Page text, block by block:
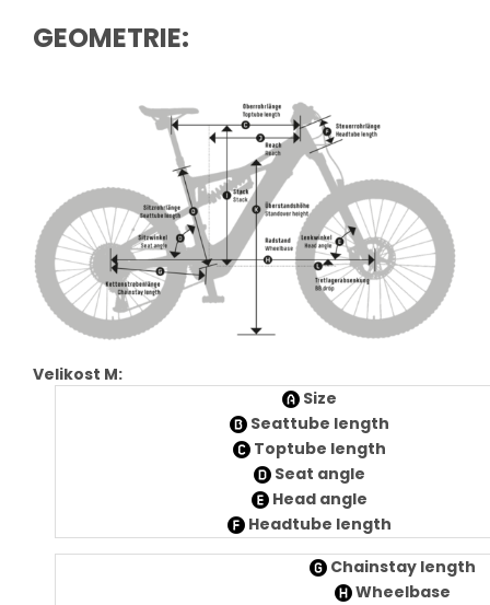
GEOMETRIE:
Velikost M:
Size
Seattube length
Toptube length
Seat angle
Head angle
Headtube length
Chainstay length
Wheelbase